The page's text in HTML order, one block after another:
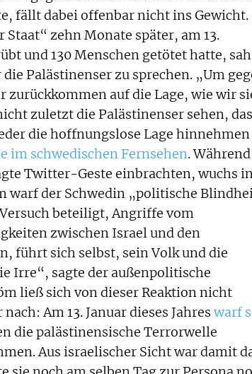
fällt dabei offenbar nicht ins Gewicht.
zehn Monate später, am 13.
und 130 Menschen getötet hatte, sah
Palästinenser zu sprechen. „Um
auf die Lage, wie wir
zuletzt die Palästinenser sehen,
die hoffnungslose Lage hinnehmen
im schwedischen Fernsehen. Während
Twitter-Geste einbrachten, wuchs
warf der Schwedin „politische
beteiligt, Angriffe vom
zwischen Israel und den
führt sich selbst, sein Volk und die
Irre“, sagte der außenpolitische
ließ sich von dieser Reaktion nicht
Am 13. Januar dieses Jahres warf
die palästinensische Terrorwelle
Aus israelischer Sicht war damit